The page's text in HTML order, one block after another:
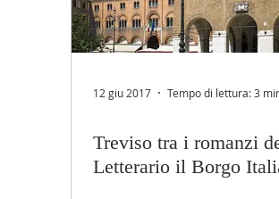
12 giu 2017 Tempo di lettura: 3
Treviso tra i romanzi
Letterario il Borgo